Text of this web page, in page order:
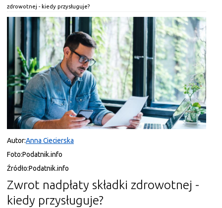
zdrowotnej - kiedy przysługuje?
Autor:Anna Ciecierska
Foto:Podatnik.info
Źródło:Podatnik.info
Zwrot nadpłaty składki zdrowotnej -
kiedy przysługuje?